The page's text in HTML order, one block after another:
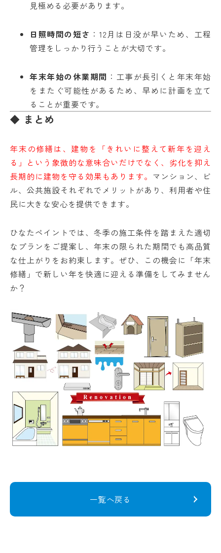
見極める必要があります。
日照時間の短さ ：12月は日没が早いため、工程
管理をしっかり行うことが大切です。
年末年始の休業期間 ：工事が長引くと年末年始
をまたぐ可能性があるため、早めに計画を立て
ることが重要です。
◆ まとめ
年末の修繕は、建物を「きれいに整えて新年を迎え
る」という象徴的な意味合いだけでなく、劣化を抑え
長期的に建物を守る効果もあります。 マンション、ビ
ル、公共施設それぞれでメリットがあり、利用者や住
民に大きな安心を提供できます。
ひなたペイントでは、冬季の施工条件を踏まえた適切
なプランをご提案し、年末の限られた期間でも高品質
な仕上がりをお約束します。ぜひ、この機会に「年末
修繕」で新しい年を快適に迎える準備をしてみません
か？
一覧へ戻る